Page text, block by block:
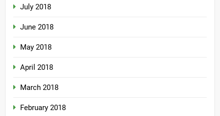
July 2018
June 2018
May 2018
April 2018
March 2018
February 2018